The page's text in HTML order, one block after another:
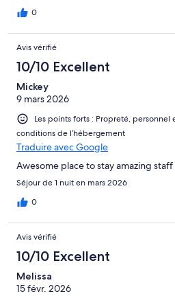
0
Avis vérifié
10/10 Excellent
Mickey
9 mars 2026
Les points forts : Propreté, personnel
conditions de l’hébergement
Traduire avec Google
Awesome place to stay amazing
Séjour de 1 nuit en mars 2026
0
Avis vérifié
10/10 Excellent
Melissa
15 févr. 2026